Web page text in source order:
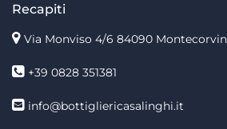
Recapiti
Via Monviso 4/6 84090
+39 0828 351381
info@bottigliericasalinghi.it